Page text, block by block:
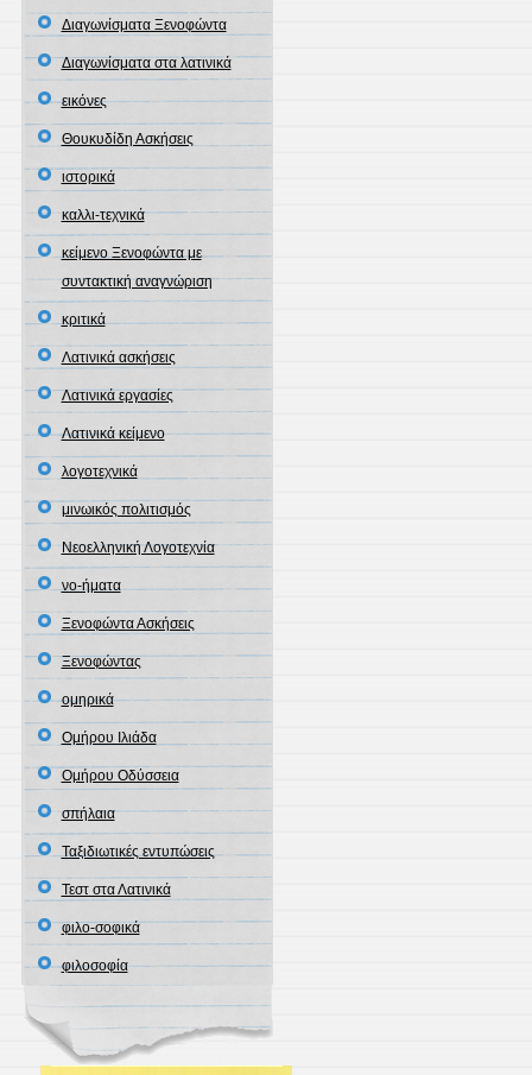
Διαγωνίσματα Ξενοφώντα
Διαγωνίσματα στα λατινικά
εικόνες
Θουκυδίδη Ασκήσεις
ιστορικά
καλλι-τεχνικά
κείμενο Ξενοφώντα με
συντακτική αναγνώριση
κριτικά
Λατινικά ασκήσεις
Λατινικά εργασίες
Λατινικά κείμενο
λογοτεχνικά
μινωικός πολιτισμός
Νεοελληνική Λογοτεχνία
νο-ήματα
Ξενοφώντα Ασκήσεις
Ξενοφώντας
ομηρικά
Ομήρου Ιλιάδα
Ομήρου Οδύσσεια
σπήλαια
Ταξιδιωτικές εντυπώσεις
Τεστ στα Λατινικά
φιλο-σοφικά
φιλοσοφία